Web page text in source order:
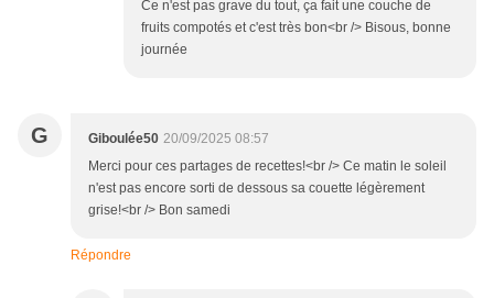
Ce n'est pas grave du tout, ça fait une couche de
fruits compotés et c'est très bon<br /> Bisous, bonne
journée
G Giboulée50 20/09/2025 08:57
Merci pour ces partages de recettes!<br /> Ce matin le soleil
n'est pas encore sorti de dessous sa couette légèrement
grise!<br /> Bon samedi
Répondre